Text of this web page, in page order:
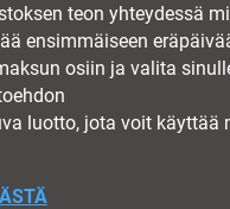
teon yhteydessä
ensimmäiseen
osiin ja valita
luotto, jota voit käyttää